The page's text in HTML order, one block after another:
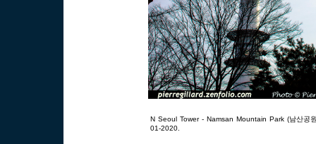
N Seoul Tower - Namsan Mountain Park (남산공
01-2020.